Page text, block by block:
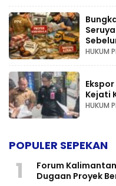
HUKUM
Kejati
HUKUM
POPULER SEPEKAN
1
Forum
Dugaan Proyek